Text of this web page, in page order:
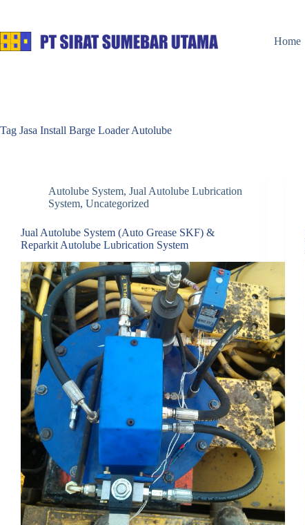
content
Home
Tag Jasa Install Barge Loader Autolube
Autolube System, Jual Autolube Lubrication
System, Uncategorized
Jual Autolube System (Auto Grease SKF) &
Reparkit Autolube Lubrication System